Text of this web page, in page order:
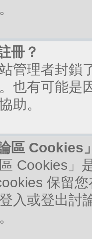
冊？
管理者封鎖
也有可能是
助。
區 Cookies
Cookies
保留
入或登出討